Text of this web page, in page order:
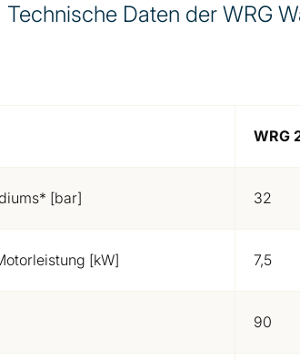
Technische Daten der WRG
WRG
[bar] 32
[kW] 7,5
90